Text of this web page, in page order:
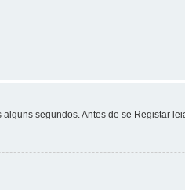
segundos. Antes de se Registar